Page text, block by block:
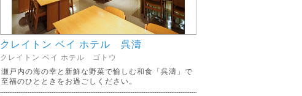
クレイトン ベイ ホテル 呉濤
クレイトン ベイ ホテル ゴトウ
瀬戸内の海の幸と新鮮な野菜で愉しむ和食「呉濤」で
至福のひとときをお過ごしください。